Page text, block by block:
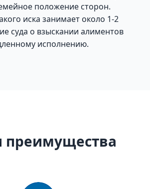
положение сторон.
иска занимает около 1-2
суда о взыскании алиментов
исполнению.